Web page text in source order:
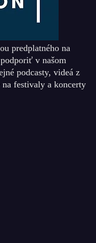
predplatného na
v našom
podcasty, videá z
festivaly a koncerty